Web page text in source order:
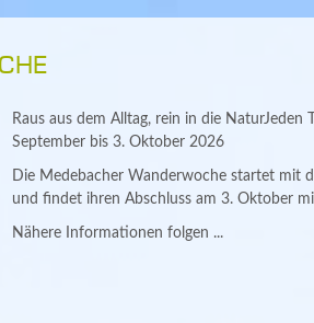
Raus aus dem Alltag, rein in die NaturJeden
September bis 3. Oktober 2026
Die Medebacher Wanderwoche startet mit
und findet ihren Abschluss am 3. Oktober
Nähere Informationen folgen ...